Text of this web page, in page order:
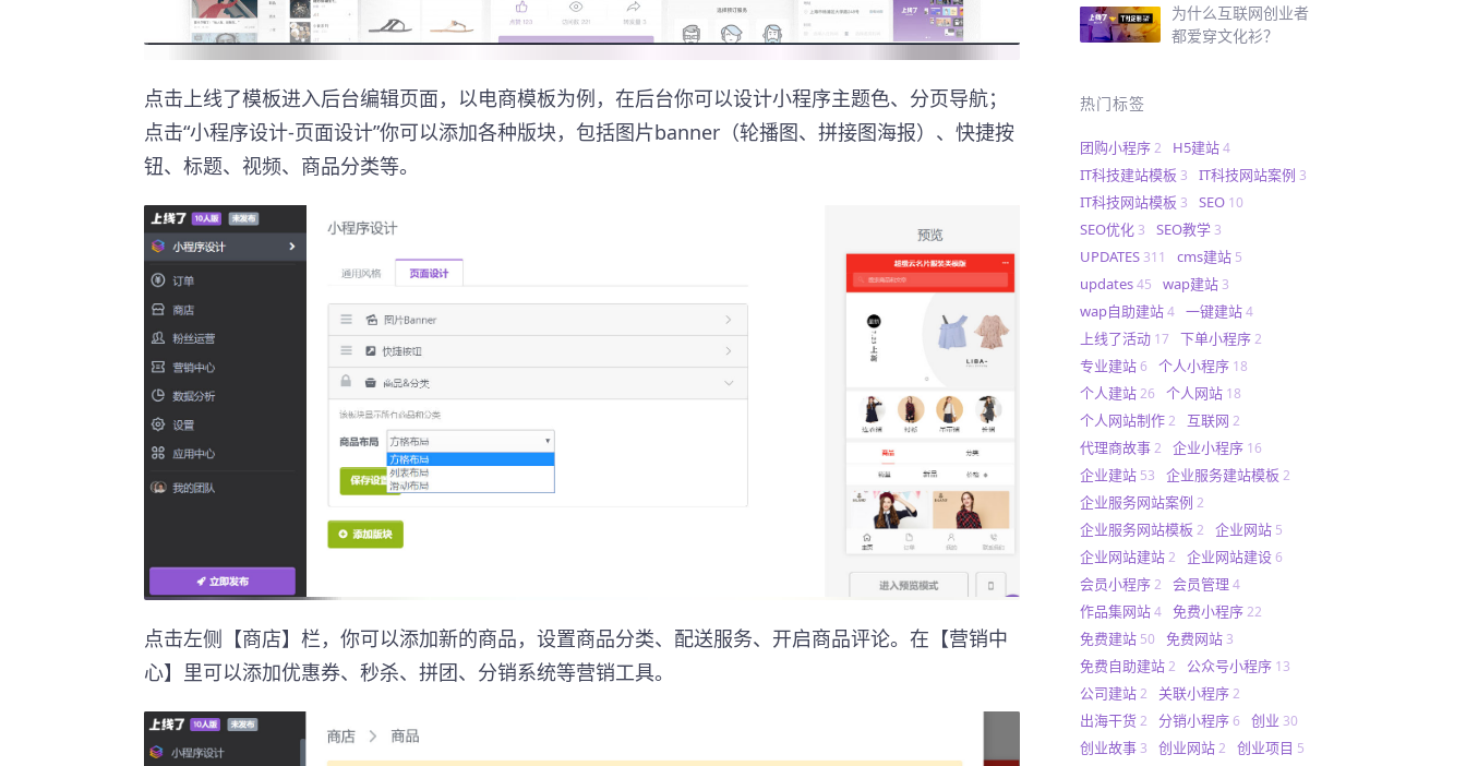
点击上线了模板进入后台编辑页面，以电商模板为例，在后台你可以设计小程序主题色、分页导航；
点击“小程序设计-页面设计”你可以添加各种版块，包括图片banner（轮播图、拼接图海报）、快捷按
钮、标题、视频、商品分类等。
点击左侧【商店】栏，你可以添加新的商品，设置商品分类、配送服务、开启商品评论。在【营销中
心】里可以添加优惠券、秒杀、拼团、分销系统等营销工具。
为什么互联网创业者
都爱穿文化衫？
热门标签
团购小程序 2 H5建站 4
IT科技建站模板 3 IT科技网站案例 3
IT科技网站模板 3 SEO 10
SEO优化 3 SEO教学 3
UPDATES 311 cms建站 5
updates 45 wap建站 3
wap自助建站 4 一键建站 4
上线了活动 17 下单小程序 2
专业建站 6 个人小程序 18
个人建站 26 个人网站 18
个人网站制作 2 互联网 2
代理商故事 2 企业小程序 16
企业建站 53 企业服务建站模板 2
企业服务网站案例 2
企业服务网站模板 2 企业网站 5
企业网站建站 2 企业网站建设 6
会员小程序 2 会员管理 4
作品集网站 4 免费小程序 22
免费建站 50 免费网站 3
免费自助建站 2 公众号小程序 13
公司建站 2 关联小程序 2
出海干货 2 分销小程序 6 创业 30
创业故事 3 创业网站 2 创业项目 5